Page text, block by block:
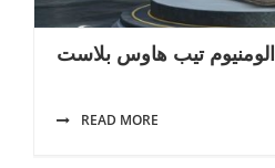
الومنيوم تيب هاوس بلاست
READ MORE